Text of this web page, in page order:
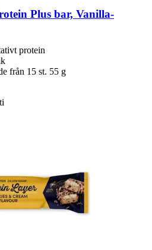
Plus bar, Vanilla-​
protein
från 15 st. 55 g